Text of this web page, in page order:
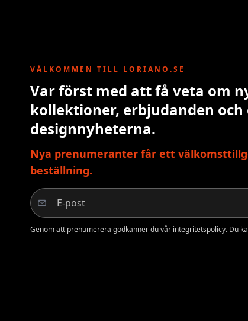
VÄLKOMMEN TILL LORIANO.SE
Var först med att få veta om
kollektioner, erbjudanden och
designnyheterna.
Nya prenumeranter får ett
beställning.
Genom att prenumerera godkänner du vår integritetspolicy. Du